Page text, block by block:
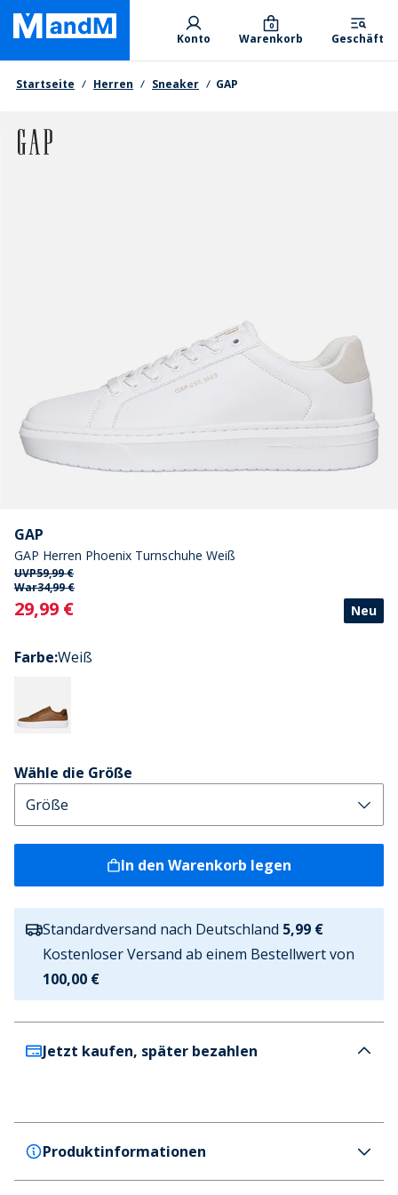
Skip
main
content
Primary departments
Konto Warenkorb
0
Geschäft
Brotkrumen
Startseite Herren Sneaker GAP
GAP
GAP Herren Phoenix Turnschuhe Weiß
UVP59,99 €
War34,99 €
Current
29,99 € Neu
Farbe:Weiß
Wähle die Größe
In den Warenkorb legen
Standardversand nach Deutschland 5,99 €
Kostenloser Versand ab einem Bestellwert von
100,00 €
Jetzt kaufen, später bezahlen
Produktinformationen